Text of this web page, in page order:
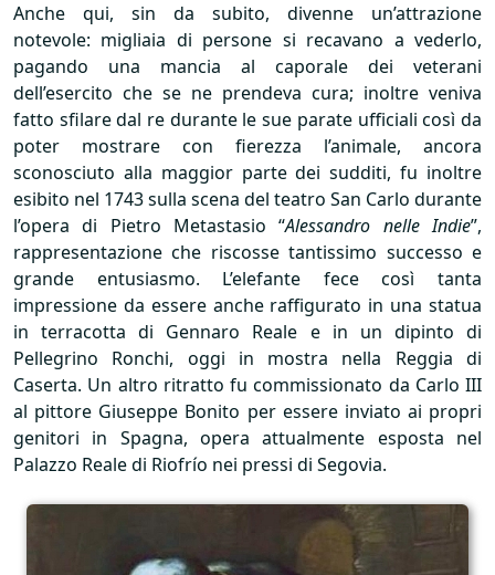
Anche qui, sin da subito, divenne un’attrazione
notevole: migliaia di persone si recavano a vederlo,
pagando una mancia al caporale dei veterani
dell’esercito che se ne prendeva cura; inoltre veniva
fatto sfilare dal re durante le sue parate ufficiali così da
poter mostrare con fierezza l’animale, ancora
sconosciuto alla maggior parte dei sudditi, fu inoltre
esibito nel 1743 sulla scena del teatro San Carlo durante
l’opera di Pietro Metastasio “Alessandro nelle Indie”,
rappresentazione che riscosse tantissimo successo e
grande entusiasmo. L’elefante fece così tanta
impressione da essere anche raffigurato in una statua
in terracotta di Gennaro Reale e in un dipinto di
Pellegrino Ronchi, oggi in mostra nella Reggia di
Caserta. Un altro ritratto fu commissionato da Carlo III
al pittore Giuseppe Bonito per essere inviato ai propri
genitori in Spagna, opera attualmente esposta nel
Palazzo Reale di Riofrío nei pressi di Segovia.